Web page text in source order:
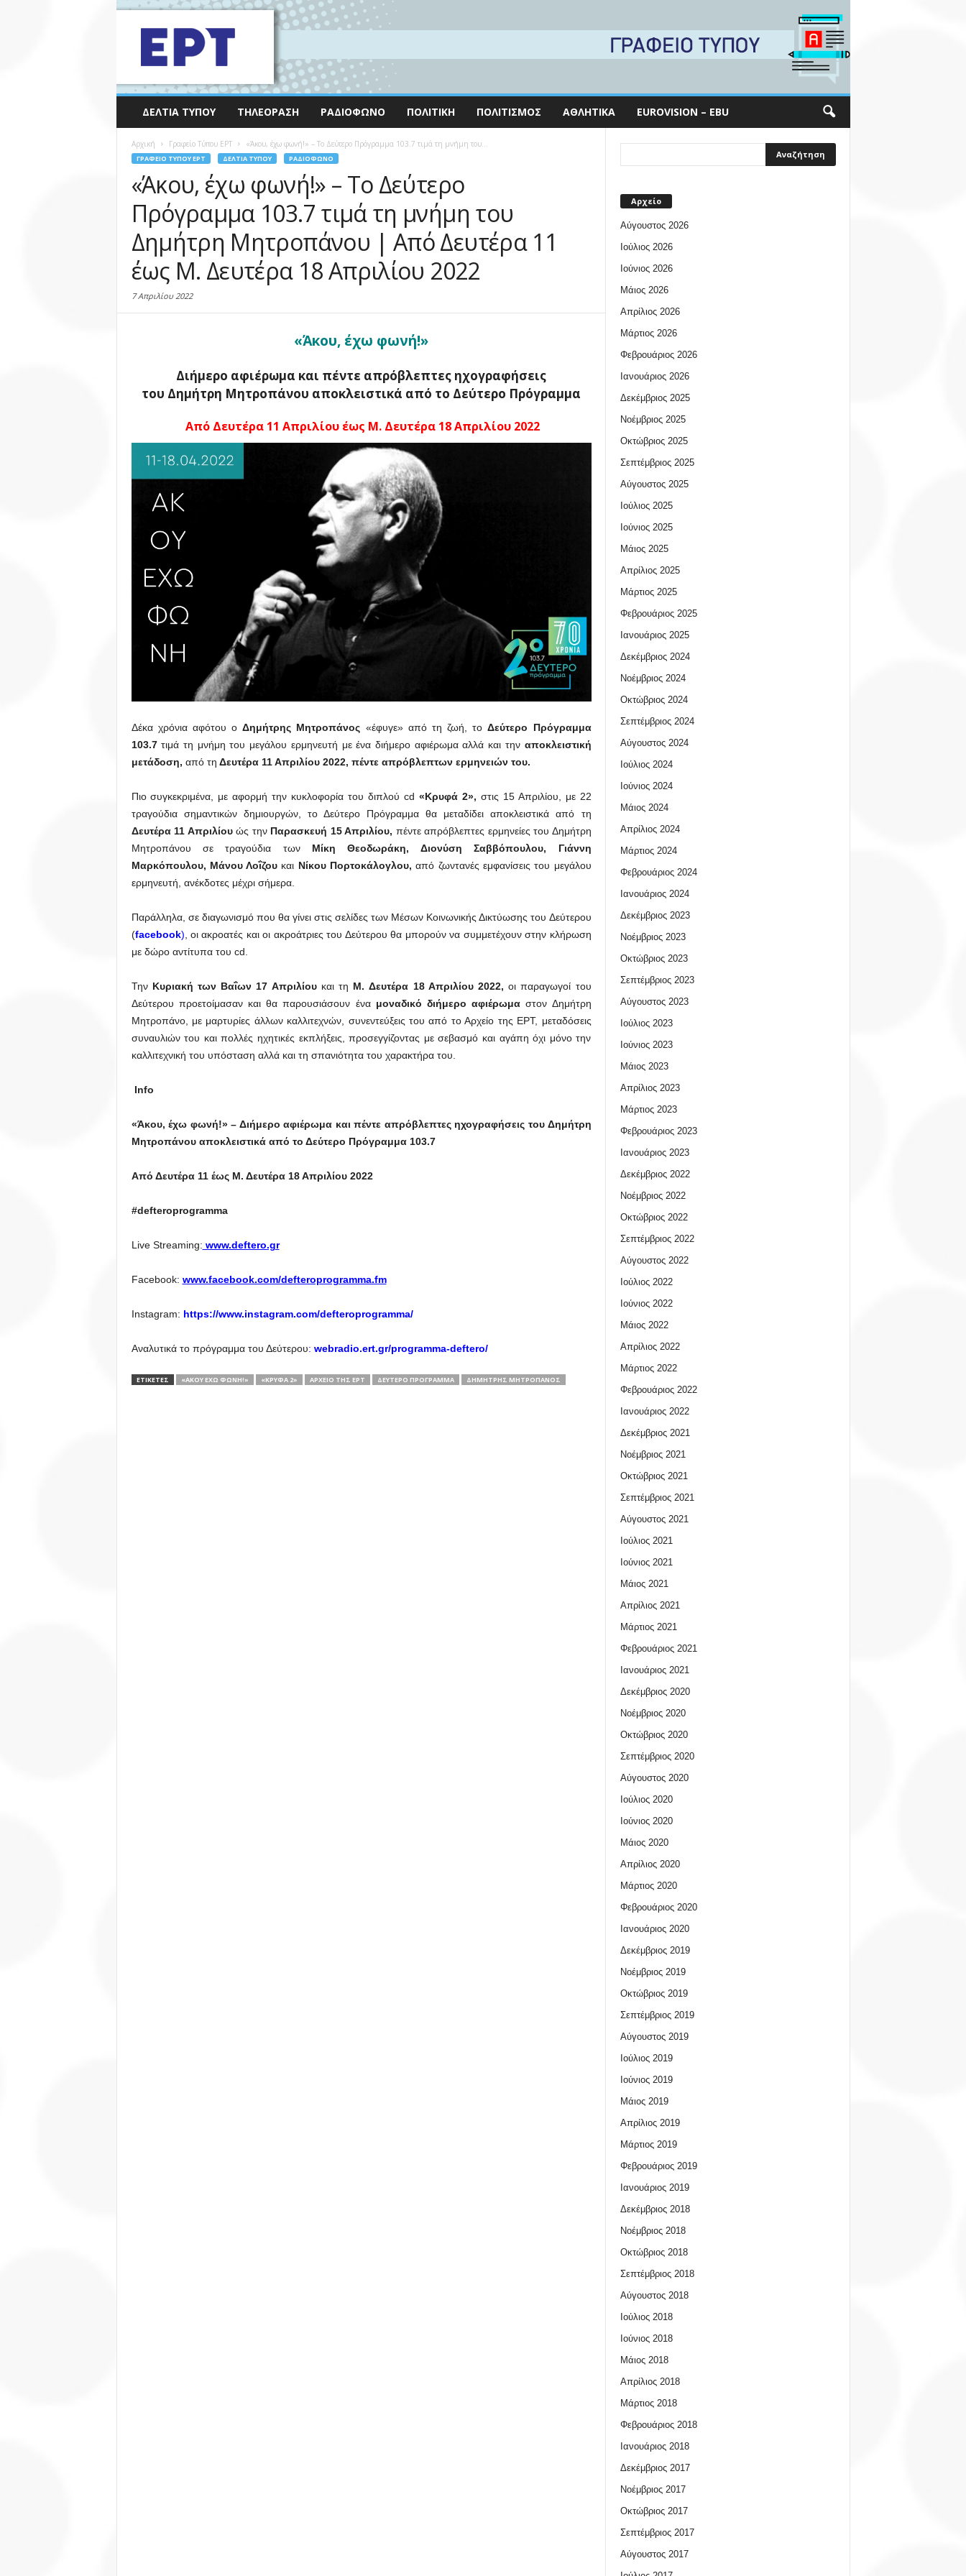
ΔΕΛΤΊΑ ΤΎΠΟΥ ΤΗΛΕΌΡΑΣΗ ΡΑΔΙΌΦΩΝΟ ΠΟΛΙΤΙΚΉ ΠΟΛΙΤΙΣΜΌΣ ΑΘΛΗΤΙΚΆ EUROVISION – EBU
Αρχική Γραφείο Τύπου ΕΡΤ «Άκου, έχω φωνή!» – Το Δεύτερο Πρόγραμμα 103.7 τιμά τη μνήμη του...
ΓΡΑΦΕΊΟ ΤΎΠΟΥ ΕΡΤ ΔΕΛΤΊΑ ΤΎΠΟΥ ΡΑΔΙΌΦΩΝΟ
«Άκου, έχω φωνή!» – Το Δεύτερο
Πρόγραμμα 103.7 τιμά τη μνήμη του
Δημήτρη Μητροπάνου | Από Δευτέρα 11
έως Μ. Δευτέρα 18 Απριλίου 2022
7 Απριλίου 2022
«Άκου, έχω φωνή!»
Διήμερο αφιέρωμα και πέντε απρόβλεπτες ηχογραφήσεις
του Δημήτρη Μητροπάνου αποκλειστικά από το Δεύτερο Πρόγραμμα
Από Δευτέρα 11 Απριλίου έως Μ. Δευτέρα 18 Απριλίου 2022
Δέκα χρόνια αφότου οΔημήτρης Μητροπάνος «έφυγε» από τη ζωή, τοΔεύτερο Πρόγραμμα
103.7τιμά τη μνήμη του μεγάλου ερμηνευτή με ένα διήμερο αφιέρωμα αλλά και την αποκλειστική
μετάδοση, από τη Δευτέρα 11 Απριλίου 2022, πέντε απρόβλεπτων ερμηνειών του.
Πιο συγκεκριμένα, με αφορμή την κυκλοφορία του διπλού cd «Κρυφά 2», στις 15 Απριλίου, με 22
τραγούδια σημαντικών δημιουργών, το Δεύτερο Πρόγραμμα θα μεταδίδει αποκλειστικά από τη
Δευτέρα 11 Απριλίουώς την Παρασκευή 15 Απριλίου, πέντε απρόβλεπτες ερμηνείες του Δημήτρη
Μητροπάνου σε τραγούδια των Μίκη Θεοδωράκη, Διονύση Σαββόπουλου, Γιάννη
Μαρκόπουλου, Μάνου Λοΐζου και Νίκου Πορτοκάλογλου, από ζωντανές εμφανίσεις του μεγάλου
ερμηνευτή, ανέκδοτες μέχρι σήμερα.
Παράλληλα, σε διαγωνισμό που θα γίνει στις σελίδες των Μέσων Κοινωνικής Δικτύωσης του Δεύτερου
(facebook), οι ακροατές και οι ακροάτριες του Δεύτερου θα μπορούν να συμμετέχουν στην κλήρωση
με δώρο αντίτυπα του cd.
Την Κυριακή των Βαΐων 17 Απριλίουκαι τη Μ. Δευτέρα 18 Απριλίου 2022, οι παραγωγοί του
Δεύτερου προετοίμασαν και θα παρουσιάσουν ένα μοναδικό διήμερο αφιέρωμα στον Δημήτρη
Μητροπάνο, με μαρτυρίες άλλων καλλιτεχνών, συνεντεύξεις του από το Αρχείο της ΕΡΤ, μεταδόσεις
συναυλιών του και πολλές ηχητικές εκπλήξεις, προσεγγίζοντας με σεβασμό και αγάπη όχι μόνο την
καλλιτεχνική του υπόσταση αλλά και τη σπανιότητα του χαρακτήρα του.
Info
«Άκου, έχω φωνή!» – Διήμερο αφιέρωμα και πέντε απρόβλεπτες ηχογραφήσεις του Δημήτρη
Μητροπάνου αποκλειστικά από το Δεύτερο Πρόγραμμα 103.7
Από Δευτέρα 11 έως Μ. Δευτέρα 18 Απριλίου 2022
#defteroprogramma
Live Streaming: www.deftero.gr
Facebook: www.facebook.com/defteroprogramma.fm
Instagram: https://www.instagram.com/defteroprogramma/
Αναλυτικά το πρόγραμμα του Δεύτερου: webradio.ert.gr/programma-deftero/
ΕΤΙΚΕΤΕΣ «ΆΚΟΥ ΈΧΩ ΦΩΝΉ!» «ΚΡΥΦΆ 2» ΑΡΧΕΙΟ ΤΗΣ ΕΡΤ ΔΕΎΤΕΡΟ ΠΡΌΓΡΑΜΜΑ ΔΗΜΉΤΡΗΣ ΜΗΤΡΟΠΆΝΟΣ
Αρχείο
Αύγουστος 2026
Ιούλιος 2026
Ιούνιος 2026
Μάιος 2026
Απρίλιος 2026
Μάρτιος 2026
Φεβρουάριος 2026
Ιανουάριος 2026
Δεκέμβριος 2025
Νοέμβριος 2025
Οκτώβριος 2025
Σεπτέμβριος 2025
Αύγουστος 2025
Ιούλιος 2025
Ιούνιος 2025
Μάιος 2025
Απρίλιος 2025
Μάρτιος 2025
Φεβρουάριος 2025
Ιανουάριος 2025
Δεκέμβριος 2024
Νοέμβριος 2024
Οκτώβριος 2024
Σεπτέμβριος 2024
Αύγουστος 2024
Ιούλιος 2024
Ιούνιος 2024
Μάιος 2024
Απρίλιος 2024
Μάρτιος 2024
Φεβρουάριος 2024
Ιανουάριος 2024
Δεκέμβριος 2023
Νοέμβριος 2023
Οκτώβριος 2023
Σεπτέμβριος 2023
Αύγουστος 2023
Ιούλιος 2023
Ιούνιος 2023
Μάιος 2023
Απρίλιος 2023
Μάρτιος 2023
Φεβρουάριος 2023
Ιανουάριος 2023
Δεκέμβριος 2022
Νοέμβριος 2022
Οκτώβριος 2022
Σεπτέμβριος 2022
Αύγουστος 2022
Ιούλιος 2022
Ιούνιος 2022
Μάιος 2022
Απρίλιος 2022
Μάρτιος 2022
Φεβρουάριος 2022
Ιανουάριος 2022
Δεκέμβριος 2021
Νοέμβριος 2021
Οκτώβριος 2021
Σεπτέμβριος 2021
Αύγουστος 2021
Ιούλιος 2021
Ιούνιος 2021
Μάιος 2021
Απρίλιος 2021
Μάρτιος 2021
Φεβρουάριος 2021
Ιανουάριος 2021
Δεκέμβριος 2020
Νοέμβριος 2020
Οκτώβριος 2020
Σεπτέμβριος 2020
Αύγουστος 2020
Ιούλιος 2020
Ιούνιος 2020
Μάιος 2020
Απρίλιος 2020
Μάρτιος 2020
Φεβρουάριος 2020
Ιανουάριος 2020
Δεκέμβριος 2019
Νοέμβριος 2019
Οκτώβριος 2019
Σεπτέμβριος 2019
Αύγουστος 2019
Ιούλιος 2019
Ιούνιος 2019
Μάιος 2019
Απρίλιος 2019
Μάρτιος 2019
Φεβρουάριος 2019
Ιανουάριος 2019
Δεκέμβριος 2018
Νοέμβριος 2018
Οκτώβριος 2018
Σεπτέμβριος 2018
Αύγουστος 2018
Ιούλιος 2018
Ιούνιος 2018
Μάιος 2018
Απρίλιος 2018
Μάρτιος 2018
Φεβρουάριος 2018
Ιανουάριος 2018
Δεκέμβριος 2017
Νοέμβριος 2017
Οκτώβριος 2017
Σεπτέμβριος 2017
Αύγουστος 2017